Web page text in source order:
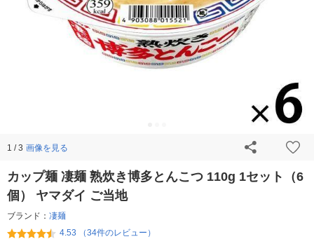
1 / 3 画像を見る
カップ麺 凄麺 熟炊き博多とんこつ 110g 1セット（6
個） ヤマダイ ご当地
ブランド： 凄麺
4.53 （34件のレビュー）